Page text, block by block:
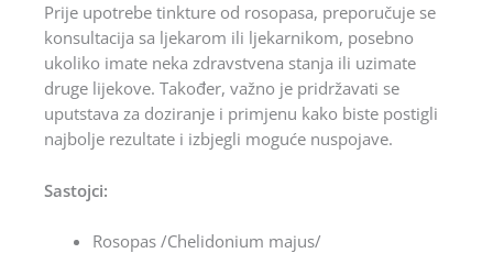
Prije upotrebe tinkture od rosopasa, preporučuje se
konsultacija sa ljekarom ili ljekarnikom, posebno
ukoliko imate neka zdravstvena stanja ili uzimate
druge lijekove. Također, važno je pridržavati se
uputstava za doziranje i primjenu kako biste postigli
najbolje rezultate i izbjegli moguće nuspojave.
Sastojci:
Rosopas /Chelidonium majus/